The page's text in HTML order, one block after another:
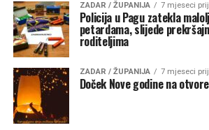
ZADAR / ŽUPANIJA 7 mjeseci
Policija u Pagu zatekla
petardama, slijede
roditeljima
ZADAR / ŽUPANIJA 7 mjeseci
Doček Nove godine na